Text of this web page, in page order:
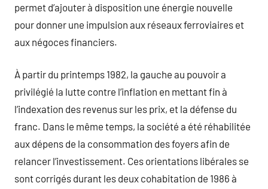
permet d’ajouter à disposition une énergie nouvelle
pour donner une impulsion aux réseaux ferroviaires et
aux négoces financiers.
À partir du printemps 1982, la gauche au pouvoir a
privilégié la lutte contre l’inflation en mettant fin à
l’indexation des revenus sur les prix, et la défense du
franc. Dans le même temps, la société a été réhabilitée
aux dépens de la consommation des foyers afin de
relancer l’investissement. Ces orientations libérales se
sont corrigés durant les deux cohabitation de 1986 à